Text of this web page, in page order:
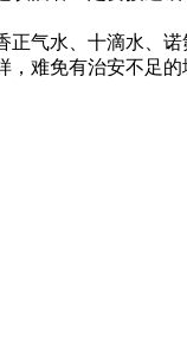
气水、十滴水、诺
难免有治安不足